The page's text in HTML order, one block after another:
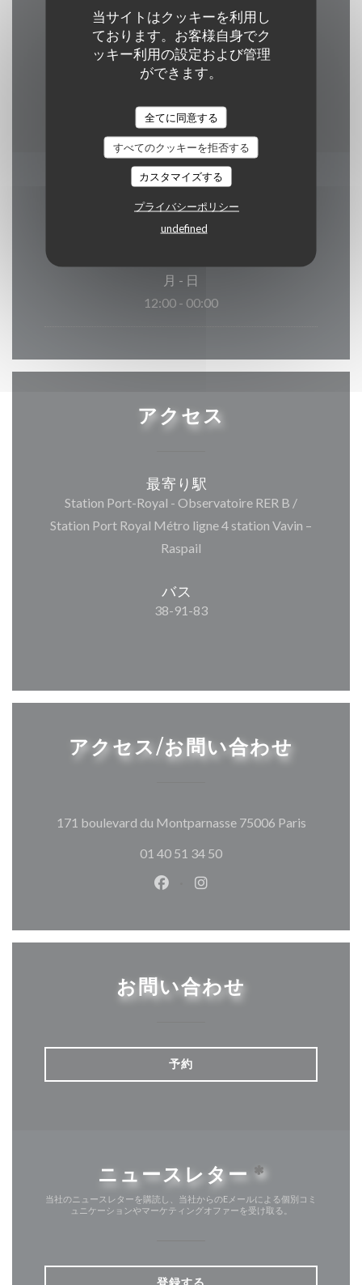
当サイトはクッキーを利用し
ております。お客様自身でク
ッキー利用の設定および管理
ができます。
全てに同意する
すべてのクッキーを拒否する
カスタマイズする
プライバシーポリシー
undefined
ベランダ, Wi-Fi, エアコン, , バリアフリーアクセ
ス
ご利用可能なお支払い方法
ユニオンペイ, 現金, ビザ, アメックス
営業時間
月 - 日
12:00 - 00:00
アクセス
最寄り駅
Station Port-Royal - Observatoire RER B /
Station Port Royal Métro ligne 4 station Vavin –
Raspail
バス
38-91-83
アクセス/お問い合わせ
171 boulevard du Montparnasse 75006 Paris((新しい
01 40 51 34 50
Facebook ((新しいウィンドウ
Instagram ((新しいウィ
お問い合わせ
予約
ニュースレター *
当社のニュースレターを購読し、当社からのEメールによる個別コミ
ュニケーションやマーケティングオファーを受け取る。